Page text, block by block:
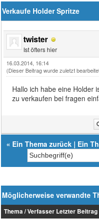
Verkaufe Holder Spritze
twister
Ist öfters hier
16.03.2014, 16:14
(Dieser Beitrag wurde zuletzt
Hallo ich habe eine Holder
zu verkaufen bei fragen
« Ein Thema zurück | Ein
Möglicherweise verwandte
Thema / Verfasser Letzter Beitrag